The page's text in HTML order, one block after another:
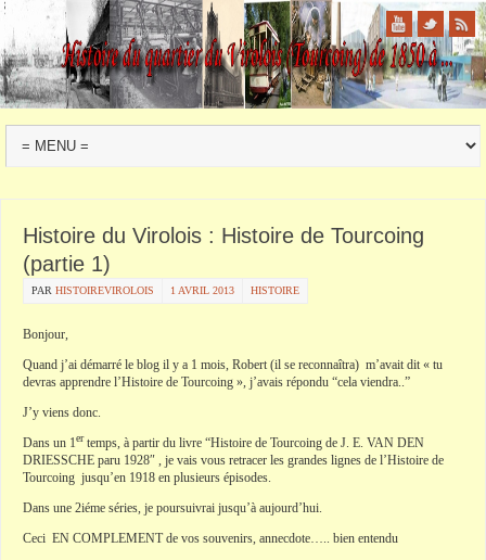
Histoire du Virolois : Histoire de Tourcoing
(partie 1)
PAR HISTOIREVIROLOIS 1 AVRIL 2013 HISTOIRE
Bonjour,
Quand j’ai démarré le blog il y a 1 mois, Robert (il se reconnaîtra) m’avait dit « tu
devras apprendre l’Histoire de Tourcoing », j’avais répondu “cela viendra..”
J’y viens donc.
Dans un 1er temps, à partir du livre “Histoire de Tourcoing de J. E. VAN DEN
DRIESSCHE paru 1928″ , je vais vous retracer les grandes lignes de l’Histoire de
Tourcoing jusqu’en 1918 en plusieurs épisodes.
Dans une 2iéme séries, je poursuivrai jusqu’à aujourd’hui.
Ceci EN COMPLEMENT de vos souvenirs, annecdote….. bien entendu